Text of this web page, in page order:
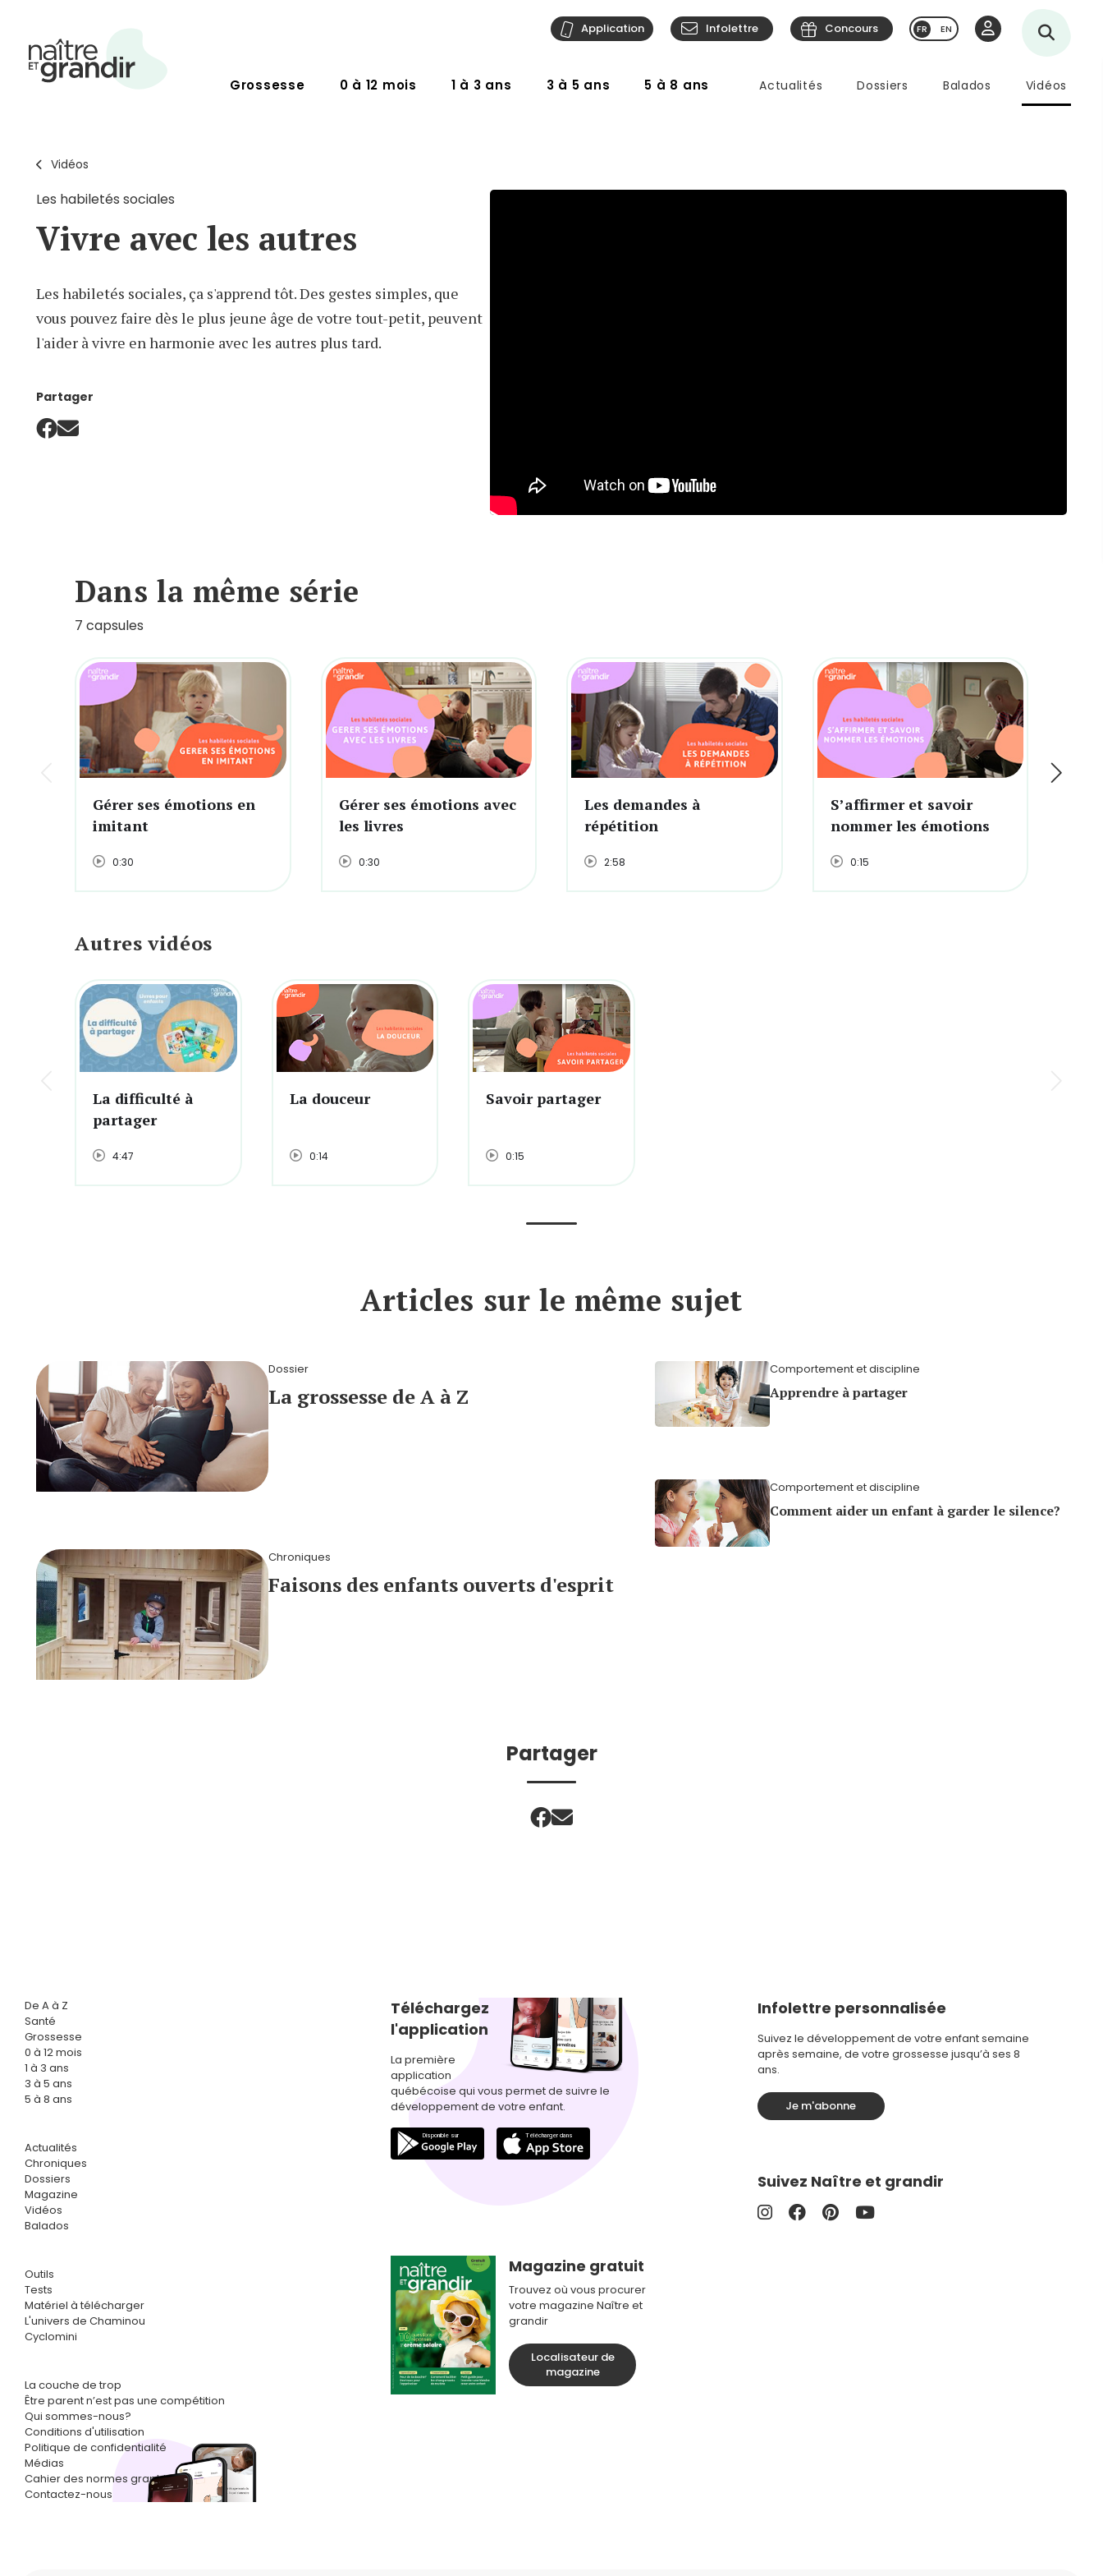
Grossesse 0 à 12 mois 1 à 3 ans 3 à 5 ans 5 à 8 ans Actualités Dossiers Balados Vidéos
Application Infolettre Concours EN
Vidéos
Les habiletés sociales
Vivre avec les autres
Les habiletés sociales, ça s'apprend tôt. Des gestes simples, que
vous pouvez faire dès le plus jeune âge de votre tout-petit, peuvent
l'aider à vivre en harmonie avec les autres plus tard.
Partager
Dans la même série
7 capsules
Gérer ses émotions en
imitant
0:30
Gérer ses émotions avec
les livres
0:30
Les demandes à
répétition
2:58
S’affirmer et savoir
nommer les émotions
0:15
Autres vidéos
La difficulté à
partager
4:47
La douceur
0:14
Savoir partager
0:15
Articles sur le même sujet
Dossier
La grossesse de A à Z
Chroniques
Faisons des enfants ouverts d'esprit
Comportement et discipline
Apprendre à partager
Comportement et discipline
Comment aider un enfant à garder le silence?
Partager
De A à Z
Santé
Grossesse
0 à 12 mois
1 à 3 ans
3 à 5 ans
5 à 8 ans
Actualités
Chroniques
Dossiers
Magazine
Vidéos
Balados
Outils
Tests
Matériel à télécharger
L'univers de Chaminou
Cyclomini
La couche de trop
Être parent n’est pas une compétition
Qui sommes-nous?
Conditions d'utilisation
Politique de confidentialité
Médias
Cahier des normes graphiques
Contactez-nous
Téléchargez
l'application
La première
application
québécoise qui vous permet de suivre le
développement de votre enfant.
Magazine gratuit
Trouvez où vous procurer
votre magazine Naître et
grandir
Localisateur de
magazine
Infolettre personnalisée
Suivez le développement de votre enfant semaine
après semaine, de votre grossesse jusqu’à ses 8
ans.
Je m'abonne
Suivez Naître et grandir